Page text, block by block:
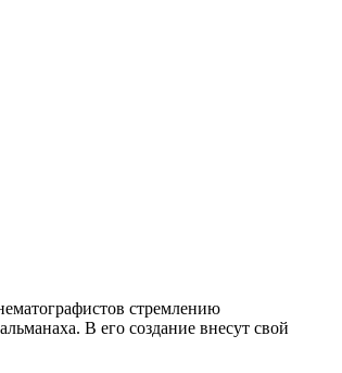
стремлению
В его создание внесут свой